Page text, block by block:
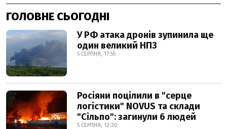
ГОЛОВНЕ СЬОГОДНІ
У РФ атака дронів зупинила ще
один великий НПЗ
5 СЕРПНЯ, 17:55
Росіяни поцілили в "серце
логістики" NOVUS та склади
"Сільпо": загинули 6 людей
5 СЕРПНЯ, 12:30